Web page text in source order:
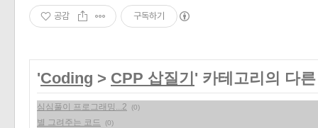
공감 구독하기
'Coding > CPP 삽질기 ' 카테고리의 다
심심풀이 프로그래밍...2 (0)
별 그려주는 코드 (0)